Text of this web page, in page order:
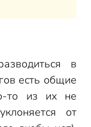
в
есть общие
то из их не
от